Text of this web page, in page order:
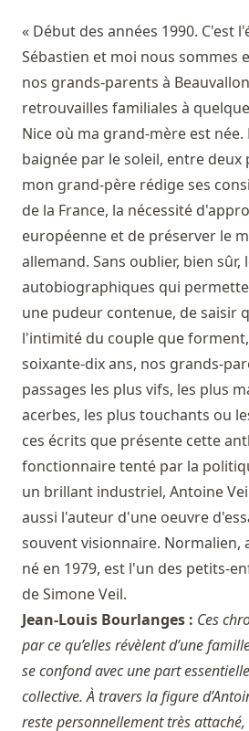
« Début des années 1990. C'est
Sébastien et moi nous sommes
nos grands-parents à
retrouvailles familiales à
Nice où ma grand-mère est née.
baignée par le soleil, entre deux
mon grand-père rédige ses
de la France, la nécessité
européenne et de préserver le
allemand. Sans oublier, bien sûr,
autobiographiques qui
une pudeur contenue, de saisir
l'intimité du couple que
soixante-dix ans, nos grands-
passages les plus vifs, les plus
acerbes, les plus touchants ou
ces écrits que présente cette
fonctionnaire tenté par la
un brillant industriel, Antoine
aussi l'auteur d'une oeuvre
souvent visionnaire. Normalien,
né en 1979, est l'un des petits-
de Simone Veil.
Jean-Louis Bourlanges : Ces
par ce qu’elles révèlent d’une
se confond avec une part
collective. À travers la figure
reste personnellement très attaché,